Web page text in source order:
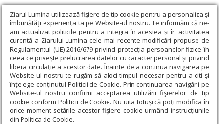
Ziarul Lumina utilizează fişiere de tip cookie pentru a personaliza și
îmbunătăți experiența ta pe Website-ul nostru. Te informăm că ne-
am actualizat politicile pentru a integra în acestea și în activitatea
curentă a Ziarului Lumina cele mai recente modificări propuse de
Regulamentul (UE) 2016/679 privind protecția persoanelor fizice în
ceea ce privește prelucrarea datelor cu caracter personal și privind
libera circulație a acestor date. Înainte de a continua navigarea pe
Website-ul nostru te rugăm să aloci timpul necesar pentru a citi și
înțelege conținutul Politicii de Cookie. Prin continuarea navigării pe
Website-ul nostru confirmi acceptarea utilizării fişierelor de tip
cookie conform Politicii de Cookie. Nu uita totuși că poți modifica în
orice moment setările acestor fişiere cookie urmând instrucțiunile
din Politica de Cookie.
Ziarul Lumina › Actualitate religioasă › Știri › Hramul Catedralei
istorice din Baia Mare
Hramul Catedralei istorice din Baia Mare